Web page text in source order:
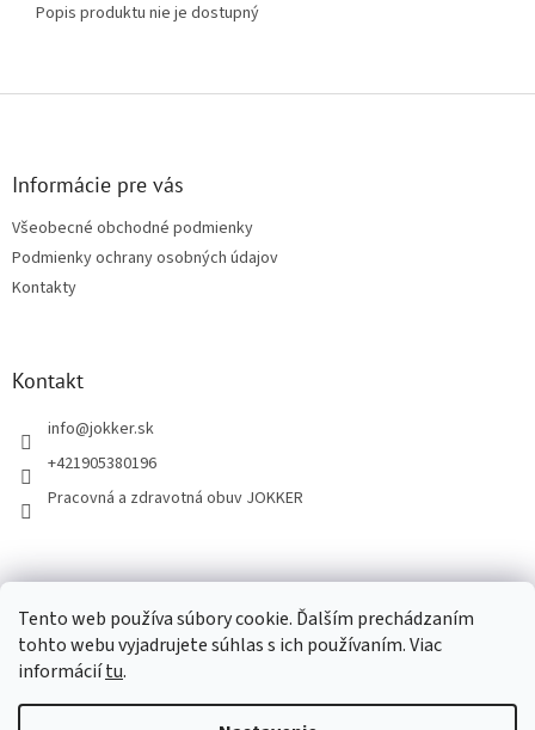
Tento web používa súbory cookie. Ďalším prechádzaním
tohto webu vyjadrujete súhlas s ich používaním. Viac
informáciítu.
Popis produktu nie je dostupný
Informácie pre vás
Všeobecné obchodné podmienky
Podmienky ochrany osobných údajov
Kontakty
Kontakt
info@jokker.sk
+421905380196
Pracovná a zdravotná obuv JOKKER
Facebook